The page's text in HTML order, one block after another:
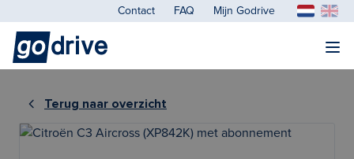
Contact FAQ Mijn Godrive
Terug naar overzicht